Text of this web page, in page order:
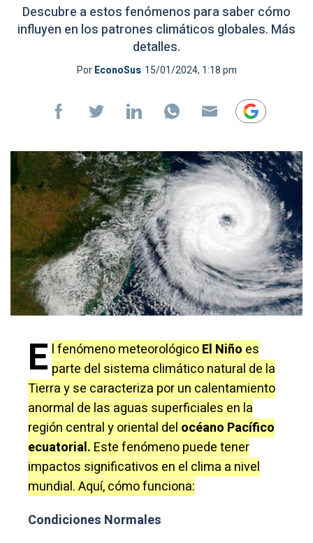
Descubre a estos fenómenos para saber cómo
influyen en los patrones climáticos globales. Más
detalles.
PorEconoSus 15/01/2024, 1:18 pm
E l fenómeno meteorológicoEl Niño es
parte del sistema climático natural de la
Tierra y se caracteriza por un calentamiento
anormal de las aguas superficiales en la
región central y oriental del océano Pacífico
ecuatorial. Este fenómeno puede tener
impactos significativos en el clima a nivel
mundial. Aquí, cómo funciona:
Condiciones Normales